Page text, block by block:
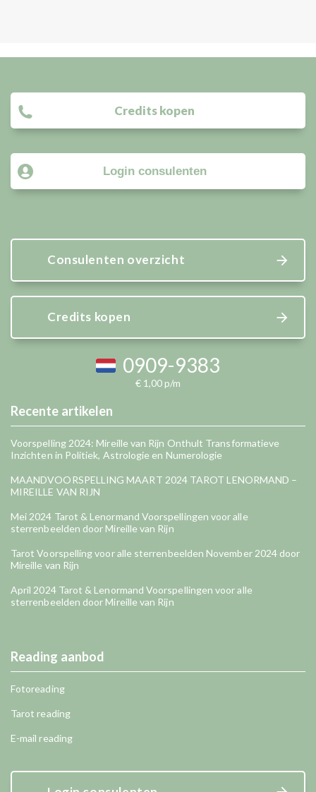
Credits kopen
Login consulenten
Consulenten overzicht
Credits kopen
0909-9383
€ 1,00 p/m
Recente artikelen
Voorspelling 2024: Mireille van Rijn Onthult Transformatieve
Inzichten in Politiek, Astrologie en Numerologie
MAANDVOORSPELLING MAART 2024 TAROT LENORMAND –
MIREILLE VAN RIJN
Mei 2024 Tarot & Lenormand Voorspellingen voor alle
sterrenbeelden door Mireille van Rijn
Tarot Voorspelling voor alle sterrenbeelden November 2024 door
Mireille van Rijn
April 2024 Tarot & Lenormand Voorspellingen voor alle
sterrenbeelden door Mireille van Rijn
Reading aanbod
Fotoreading
Tarot reading
E-mail reading